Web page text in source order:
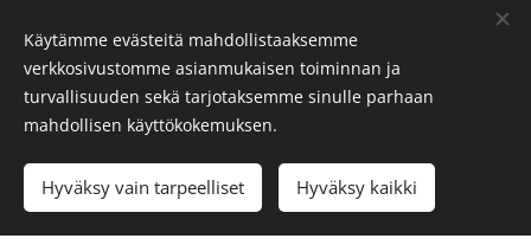
Notta komiaa on
18.04.2026
Tällä matkalla sukelsimme
suomalaisuuden sieluun, keskelle
Käytämme evästeitä mahdollistaaksemme
verkkosivustomme asianmukaisen toiminnan ja
turvallisuuden sekä tarjotaksemme sinulle parhaan
mahdollisen käyttökokemuksen.
Hyväksy vain tarpeelliset Hyväksy kaikki